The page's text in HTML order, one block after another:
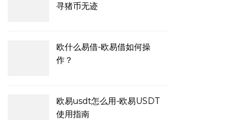
寻猪币无迹
欧什么易借-欧易借如何操
作？
欧易usdt怎么用-欧易USDT
使用指南